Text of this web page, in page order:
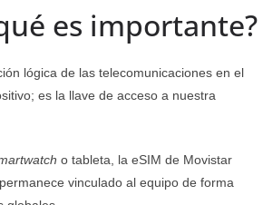
es importante?
lógica de las telecomunicaciones en el
es la llave de acceso a nuestra
o tableta, la eSIM de Movistar
vinculado al equipo de forma